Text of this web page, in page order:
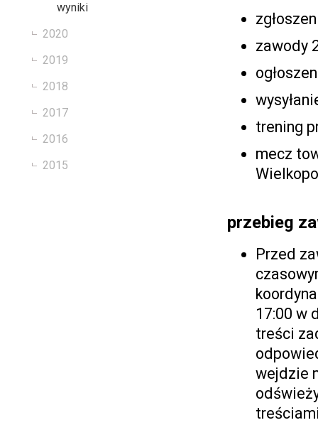
wyniki
2020
2019
2018
2017
2016
2015
zawody
trening
mecz
przebieg
Przed
17:00 w
treści
wejdzie